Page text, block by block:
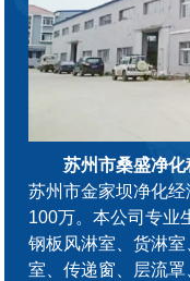
苏州市桑盛净化
苏州市金家坝净化
100万。本公司专业
钢板风淋室、货淋
室、传递窗、层流